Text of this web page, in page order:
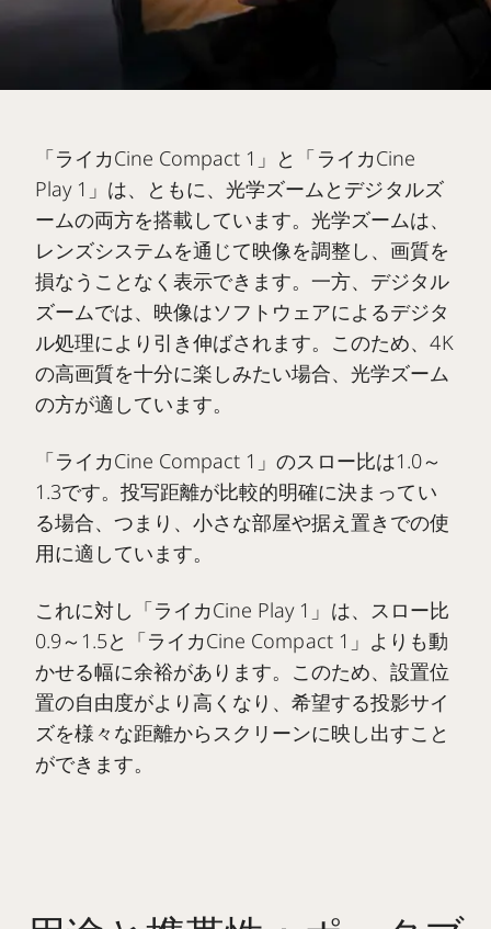
「ライカCine Compact 1」と「ライカCine
Play 1」は、ともに、光学ズームとデジタルズ
ームの両方を搭載しています。光学ズームは、
レンズシステムを通じて映像を調整し、画質を
損なうことなく表示できます。一方、デジタル
ズームでは、映像はソフトウェアによるデジタ
ル処理により引き伸ばされます。このため、4K
の高画質を十分に楽しみたい場合、光学ズーム
の方が適しています。
「ライカCine Compact 1」のスロー比は1.0～
1.3です。投写距離が比較的明確に決まってい
る場合、つまり、小さな部屋や据え置きでの使
用に適しています。
これに対し「ライカCine Play 1」は、スロー比
0.9～1.5と「ライカCine Compact 1」よりも動
かせる幅に余裕があります。このため、設置位
置の自由度がより高くなり、希望する投影サイ
ズを様々な距離からスクリーンに映し出すこと
ができます。